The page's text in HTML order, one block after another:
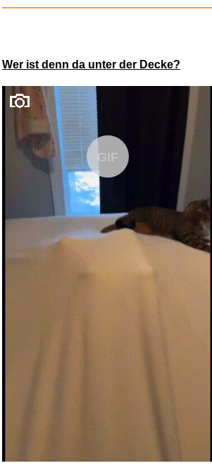
Amazon eGift Card -
Log...
Playstation Gran
Wer ist denn da unter der Decke?
GIF